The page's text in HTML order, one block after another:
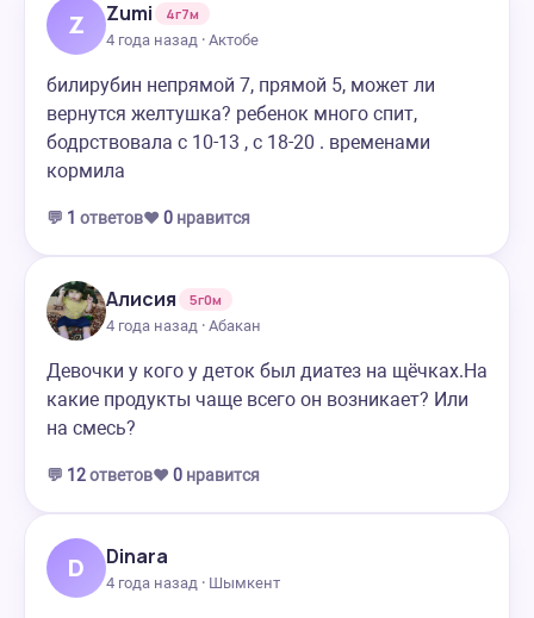
Z Zumi
4г7м
4 года назад · Актобе
билирубин непрямой 7, прямой 5, может ли
вернутся желтушка? ребенок много спит,
бодрствовала с 10-13 , с 18-20 . временами
кормила
💬 1 ответов❤️ 0 нравится
Алисия
5г0м
4 года назад · Абакан
Девочки у кого у деток был диатез на щёчках.На
какие продукты чаще всего он возникает? Или
на смесь?
💬 12ответов❤️ 0 нравится
D Dinara
4 года назад · Шымкент